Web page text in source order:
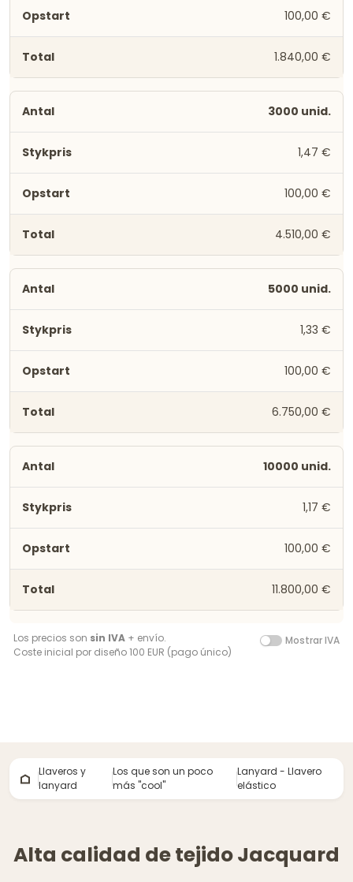
100,00 €
1.840,00 €
3000 unid.
1,47 €
100,00 €
4.510,00 €
5000 unid.
1,33 €
100,00 €
6.750,00 €
10000 unid.
1,17 €
100,00 €
11.800,00 €
Los precios son sin IVA + envío.
Coste inicial por diseño 100 EUR (pago único)
Mostrar IVA
Llaveros y
lanyard
Los que son un poco
más ''cool''
Lanyard - Llavero
elástico
Alta calidad de tejido Jacquard